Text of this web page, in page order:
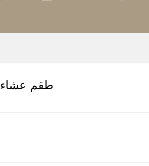
طقم عشاء 6030 # 21 26 ق ديملا